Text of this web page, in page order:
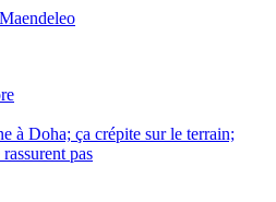
à Doha; ça crépite sur le terrain;
pas